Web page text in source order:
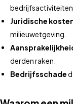
bedrijfsactiviteiten.
Juridische
milieuwetgeving.
derden raken.
Bedrijfsschade